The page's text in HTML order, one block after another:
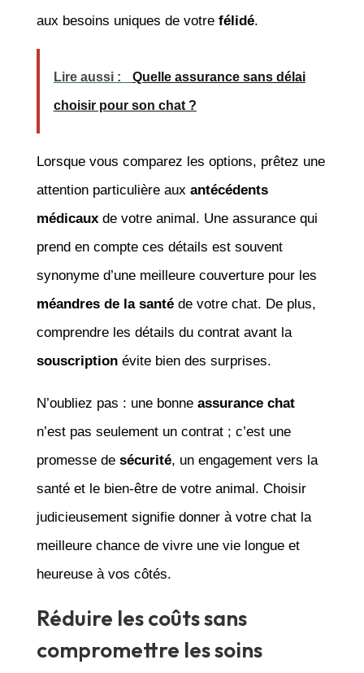
aux besoins uniques de votre félidé.
Lire aussi : Quelle assurance sans délai
choisir pour son chat ?
Lorsque vous comparez les options, prêtez une
attention particulière aux antécédents
médicauxde votre animal. Une assurance qui
prend en compte ces détails est souvent
synonyme d’une meilleure couverture pour les
méandres de la santéde votre chat. De plus,
comprendre les détails du contrat avant la
souscriptionévite bien des surprises.
N’oubliez pas : une bonne assurance chat
n’est pas seulement un contrat ; c’est une
promesse de sécurité, un engagement vers la
santé et le bien-être de votre animal. Choisir
judicieusement signifie donner à votre chat la
meilleure chance de vivre une vie longue et
heureuse à vos côtés.
Réduire les coûts sans
compromettre les soins